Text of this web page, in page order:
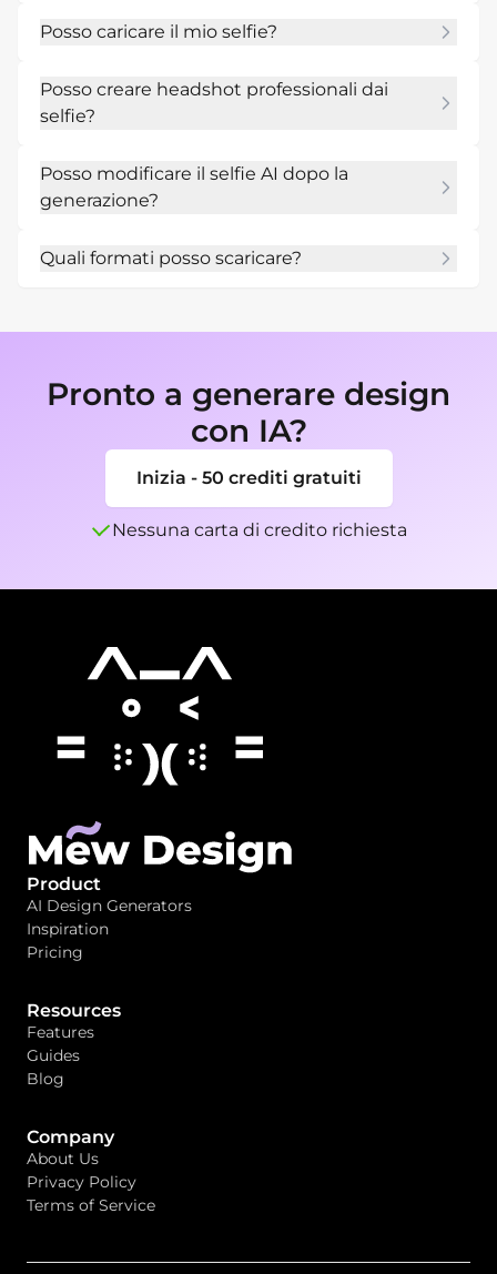
dopo la registrazione, creare varianti ed
Posso caricare il mio selfie?
preservare identita, struttura del viso,
acconciatura ed espressione mentre cambia
Posso creare headshot professionali dai
selfie?
curriculum, ritratto team o immagine business.
Includi outfit, sfondo, luce e crop.
Posso modificare il selfie AI dopo la
generazione?
sfondo, vestiti diversi, luce piu morbida,
Quali formati posso scaricare?
Pronto a generare design
con IA?
Inizia - 50 crediti gratuiti
Nessuna carta di credito richiesta
Product
AI Design Generators
Inspiration
Pricing
Resources
Features
Guides
Blog
Company
About Us
Privacy Policy
Terms of Service